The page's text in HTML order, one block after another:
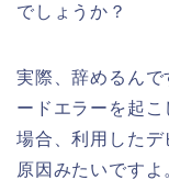
でしょうか？
実際、辞めるん
ードエラーを起
場合、利用した
原因みたいですよ